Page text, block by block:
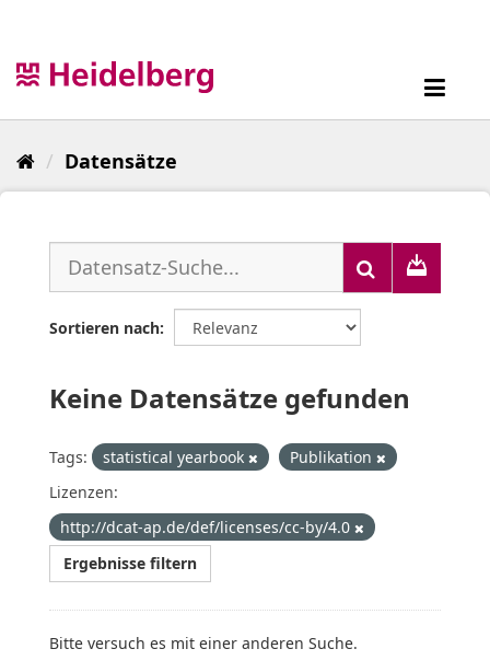
Datensätze
Sortieren nach
Keine Datensätze gefunden
Tags: statistical yearbook
Publikation
Lizenzen:
http://dcat-ap.de/def/licenses/cc-by/4.0
Ergebnisse filtern
Bitte versuch es mit einer anderen Suche.